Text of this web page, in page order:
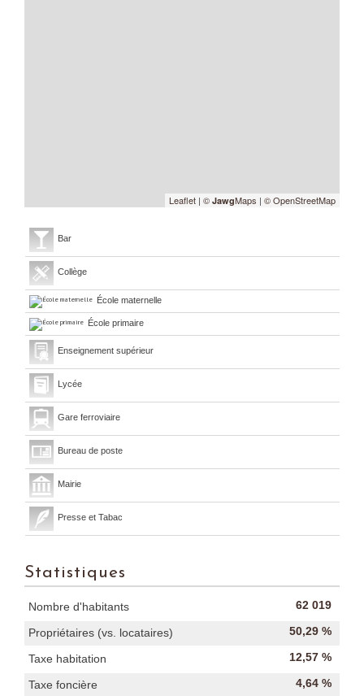
Leaflet | © JawgMaps | © OpenStreetMap
Bar
Collège
École maternelle
École primaire
Enseignement supérieur
Lycée
Gare ferroviaire
Bureau de poste
Mairie
Presse et Tabac
Statistiques
Nombre d'habitants 62 019
Propriétaires (vs. locataires) 50,29 %
Taxe habitation 12,57 %
Taxe foncière 4,64 %